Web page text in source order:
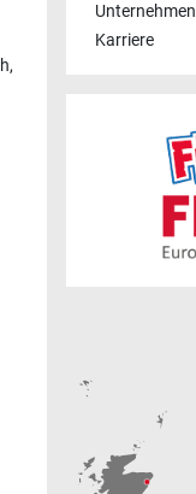
,
Unternehmen
Karriere